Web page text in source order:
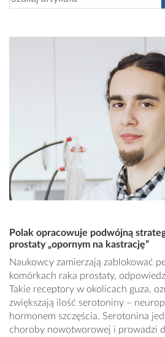
Polak opracowuje podwójną
prostaty „opornym na kastrację”
Naukowcy zamierzają zablokować
komórkach raka prostaty,
Takie receptory w okolicach guza,
zwiększają ilość serotoniny –
hormonem szczęścia. Serotonina
choroby nowotworowej i prowadzi